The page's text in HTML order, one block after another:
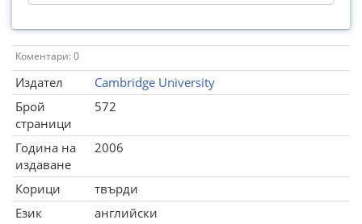
Коментари: 0
Издател
Cambridge University
Брой
страници
572
Година на
издаване
2006
Корици
твърди
Език
английски